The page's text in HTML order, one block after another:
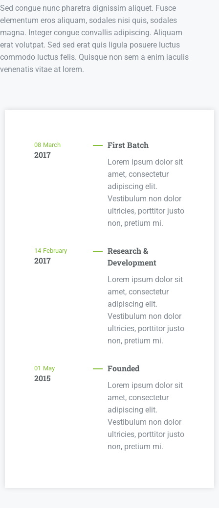
Sed congue nunc pharetra dignissim aliquet. Fusce
elementum eros aliquam, sodales nisi quis, sodales
magna. Integer congue convallis adipiscing. Aliquam
erat volutpat. Sed sed erat quis ligula posuere luctus
commodo luctus felis. Quisque non sem a enim iaculis
venenatis vitae at lorem.
08 March
2017
First Batch
Lorem ipsum dolor sit
amet, consectetur
adipiscing elit.
Vestibulum non dolor
ultricies, porttitor justo
non, pretium mi.
14 February
2017
Research &
Development
Lorem ipsum dolor sit
amet, consectetur
adipiscing elit.
Vestibulum non dolor
ultricies, porttitor justo
non, pretium mi.
01 May
2015
Founded
Lorem ipsum dolor sit
amet, consectetur
adipiscing elit.
Vestibulum non dolor
ultricies, porttitor justo
non, pretium mi.